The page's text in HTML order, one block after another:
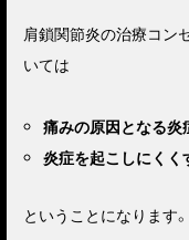
肩鎖関節炎の治療コン
いては
痛みの原因となる炎
炎症を起こしにくく
ということになります。